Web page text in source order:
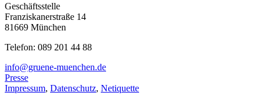
Geschäftsstelle
Franziskanerstraße 14
81669 München
Telefon: 089 201 44 88
info@gruene-muenchen.de
Presse
Impressum, Datenschutz, Netiquette